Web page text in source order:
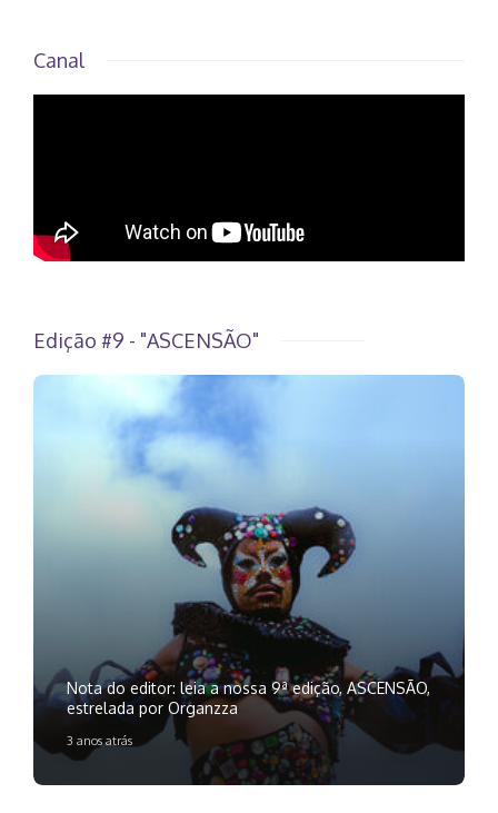
Canal
Edição #9 - "ASCENSÃO"
Nota do editor: leia a nossa 9ª edição, ASCENSÃO,
estrelada por Organzza
3 anos atrás